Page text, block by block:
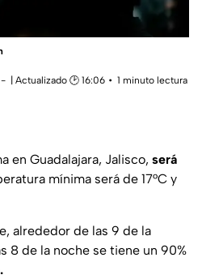
| Actualizado 🕑 16:06
1 minuto lectura
en Guadalajara, Jalisco, será
mínima será de 17°C y
alrededor de las 9 de la
8 de la noche se tiene un 90%